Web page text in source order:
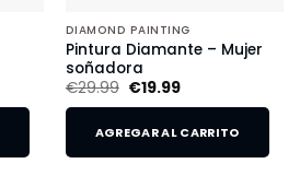
DIAMOND PAINTING
Pintura Diamante – Mujer
soñadora
€29.99 €19.99
AGREGAR AL CARRITO